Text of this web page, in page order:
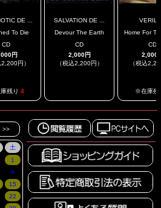
DE ...
To Die
CD
円
2,200円）
残り 4
SALVATION DE ...
Devour The Earth
CD
2,000円
（税込2,200円）
Home For
CD
2,000
（税込
※在庫残